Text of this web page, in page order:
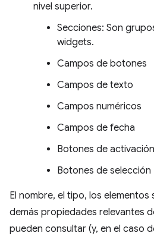
nivel superior.
Secciones: Son
widgets.
Campos de botones
Campos de texto
Campos numéricos
Campos de fecha
Botones de activación
Botones de selección
El nombre, el tipo, los
demás propiedades relevantes
pueden consultar (y, en el caso